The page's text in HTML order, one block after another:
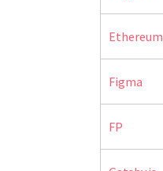
Ethereum
Figma
FP